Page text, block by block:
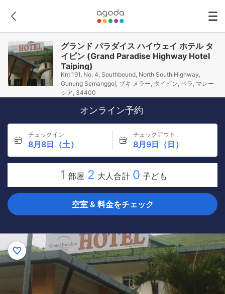
グランド パラダイス ハイウェイ ホテル タ
イピン (Grand Paradise Highway Hotel
Taiping)
Km 191, No. 4, Southbound, North South Highway,
Gunung Semanggol, ブキ メラー, タイピン, ペラ, マレー
シア, 34400
オンライン予約
チェックイン
8月8日（土）
チェックアウト
8月9日（日）
1 部屋 2 大人合計 0 子ども
空室 & 料金をチェック